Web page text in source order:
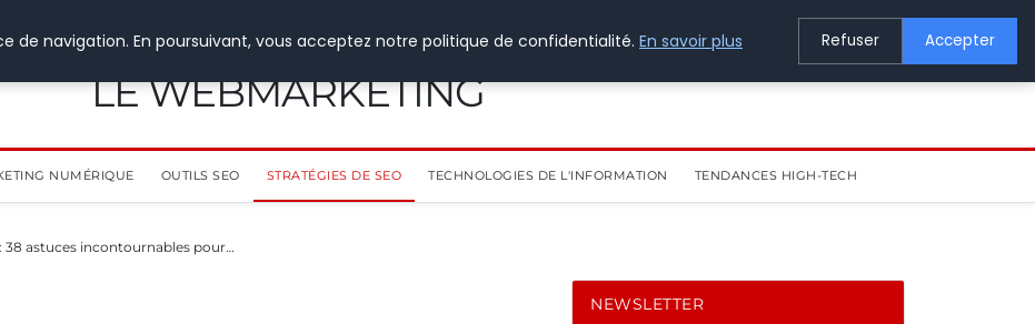
LE WEBMARKETING
NUMÉRIQUE OUTILS SEO STRATÉGIES DE SEO TECHNOLOGIES DE L'INFORMATION TENDANCES HIGH-TECH
38 astuces incontournables pour…
NEWSLETTER
de navigation. En poursuivant, vous acceptez notre politique de confidentialité. En savoir plus Refuser Accepter